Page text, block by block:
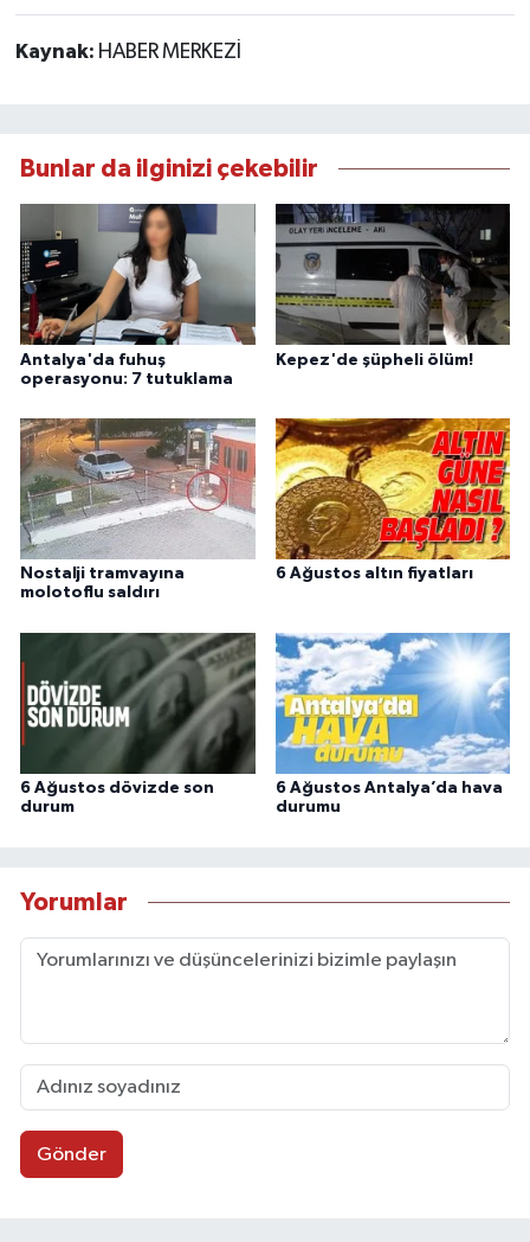
Kaynak: HABER MERKEZİ
Bunlar da ilginizi çekebilir
Antalya'da fuhuş
operasyonu: 7 tutuklama
Kepez'de şüpheli ölüm!
Nostalji tramvayına
molotoflu saldırı
6 Ağustos altın fiyatları
6 Ağustos dövizde son
durum
6 Ağustos Antalya’da hava
durumu
Yorumlar
Gönder